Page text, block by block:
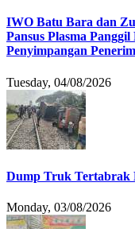
IWO Batu Bara dan
Pansus Plasma
Penyimpangan
Tuesday, 04/08/2026
Dump Truk Tertabrak
Monday, 03/08/2026